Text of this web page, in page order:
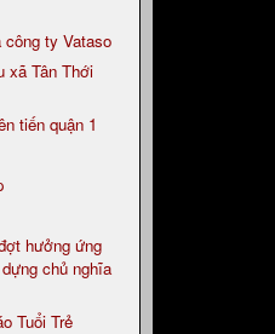
công ty Vataso
xã Tân Thới
tiến quận 1
hưởng ứng
chủ nghĩa
Tuổi Trẻ